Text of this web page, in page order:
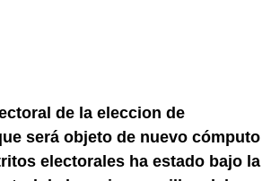
de la eleccion de
será objeto de nuevo cómputo
electorales ha estado bajo la